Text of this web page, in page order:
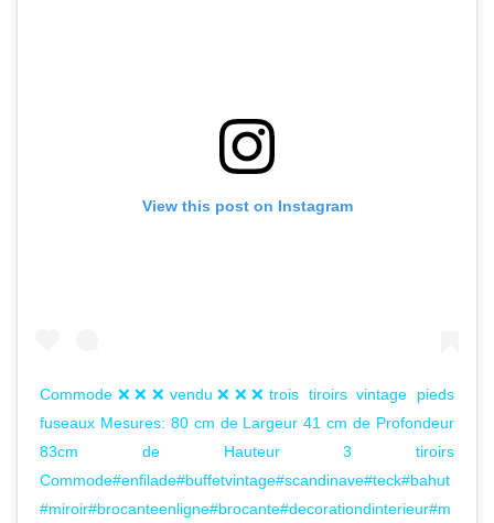
View this post on Instagram
Commode❌❌❌vendu❌❌❌trois tiroirs vintage pieds
fuseaux Mesures: 80 cm de Largeur 41 cm de Profondeur
83cm de Hauteur 3 tiroirs
Commode#enfilade#buffetvintage#scandinave#teck#bahut
#miroir#brocanteenligne#brocante#decorationdinterieur#m